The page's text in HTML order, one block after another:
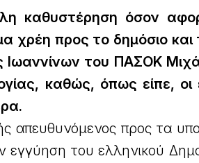
καθυστέρηση όσον
χρέη προς το δημόσιο
Ιωαννίνων του ΠΑΣΟΚ
καθώς, όπως είπε, οι
απευθυνόμενος προς τα
εγγύηση του ελληνικού